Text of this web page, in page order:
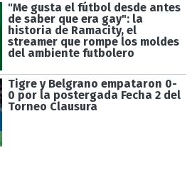
"Me gusta el fútbol desde antes
de saber que era gay": la
historia de Ramacity, el
streamer que rompe los moldes
del ambiente futbolero
Tigre y Belgrano empataron 0-
0 por la postergada Fecha 2 del
Torneo Clausura